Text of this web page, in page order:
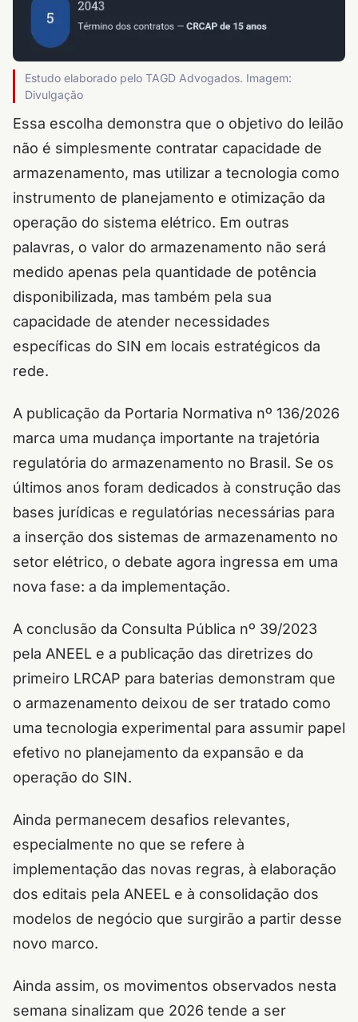
Estudo elaborado pelo TAGD Advogados. Imagem:
Divulgação
Essa escolha demonstra que o objetivo do leilão
não é simplesmente contratar capacidade de
armazenamento, mas utilizar a tecnologia como
instrumento de planejamento e otimização da
operação do sistema elétrico. Em outras
palavras, o valor do armazenamento não será
medido apenas pela quantidade de potência
disponibilizada, mas também pela sua
capacidade de atender necessidades
específicas do SIN em locais estratégicos da
rede.
A publicação da Portaria Normativa nº 136/2026
marca uma mudança importante na trajetória
regulatória do armazenamento no Brasil. Se os
últimos anos foram dedicados à construção das
bases jurídicas e regulatórias necessárias para
a inserção dos sistemas de armazenamento no
setor elétrico, o debate agora ingressa em uma
nova fase: a da implementação.
A conclusão da Consulta Pública nº 39/2023
pela ANEEL e a publicação das diretrizes do
primeiro LRCAP para baterias demonstram que
o armazenamento deixou de ser tratado como
uma tecnologia experimental para assumir papel
efetivo no planejamento da expansão e da
operação do SIN.
Ainda permanecem desafios relevantes,
especialmente no que se refere à
implementação das novas regras, à elaboração
dos editais pela ANEEL e à consolidação dos
modelos de negócio que surgirão a partir desse
novo marco.
Ainda assim, os movimentos observados nesta
semana sinalizam que 2026 tende a ser